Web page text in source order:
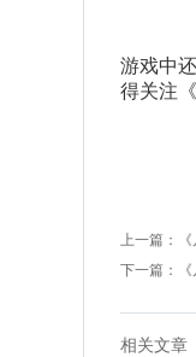
游戏中
得关注
上一篇：
下一篇：
相关文章